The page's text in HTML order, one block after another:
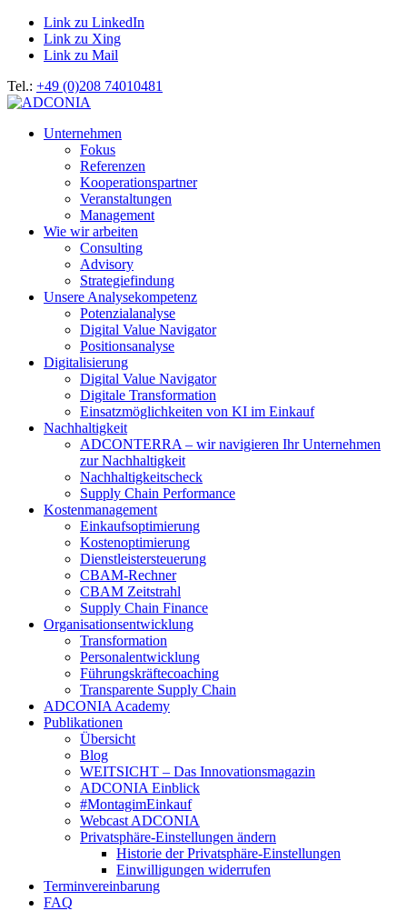
Link zu LinkedIn
Link zu Xing
Link zu Mail
Tel.: +49 (0)208 74010481
Unternehmen
Fokus
Referenzen
Kooperationspartner
Veranstaltungen
Management
Wie wir arbeiten
Consulting
Advisory
Strategiefindung
Unsere Analysekompetenz
Potenzialanalyse
Digital Value Navigator
Positionsanalyse
Digitalisierung
Digital Value Navigator
Digitale Transformation
Einsatzmöglichkeiten von KI im Einkauf
Nachhaltigkeit
ADCONTERRA – wir navigieren Ihr Unternehmen
zur Nachhaltigkeit
Nachhaltigkeitscheck
Supply Chain Performance
Kostenmanagement
Einkaufsoptimierung
Kostenoptimierung
Dienstleistersteuerung
CBAM-Rechner
CBAM Zeitstrahl
Supply Chain Finance
Organisationsentwicklung
Transformation
Personalentwicklung
Führungskräftecoaching
Transparente Supply Chain
ADCONIA Academy
Publikationen
Übersicht
Blog
WEITSICHT – Das Innovationsmagazin
ADCONIA Einblick
#MontagimEinkauf
Webcast ADCONIA
Privatsphäre-Einstellungen ändern
Historie der Privatsphäre-Einstellungen
Einwilligungen widerrufen
Terminvereinbarung
FAQ